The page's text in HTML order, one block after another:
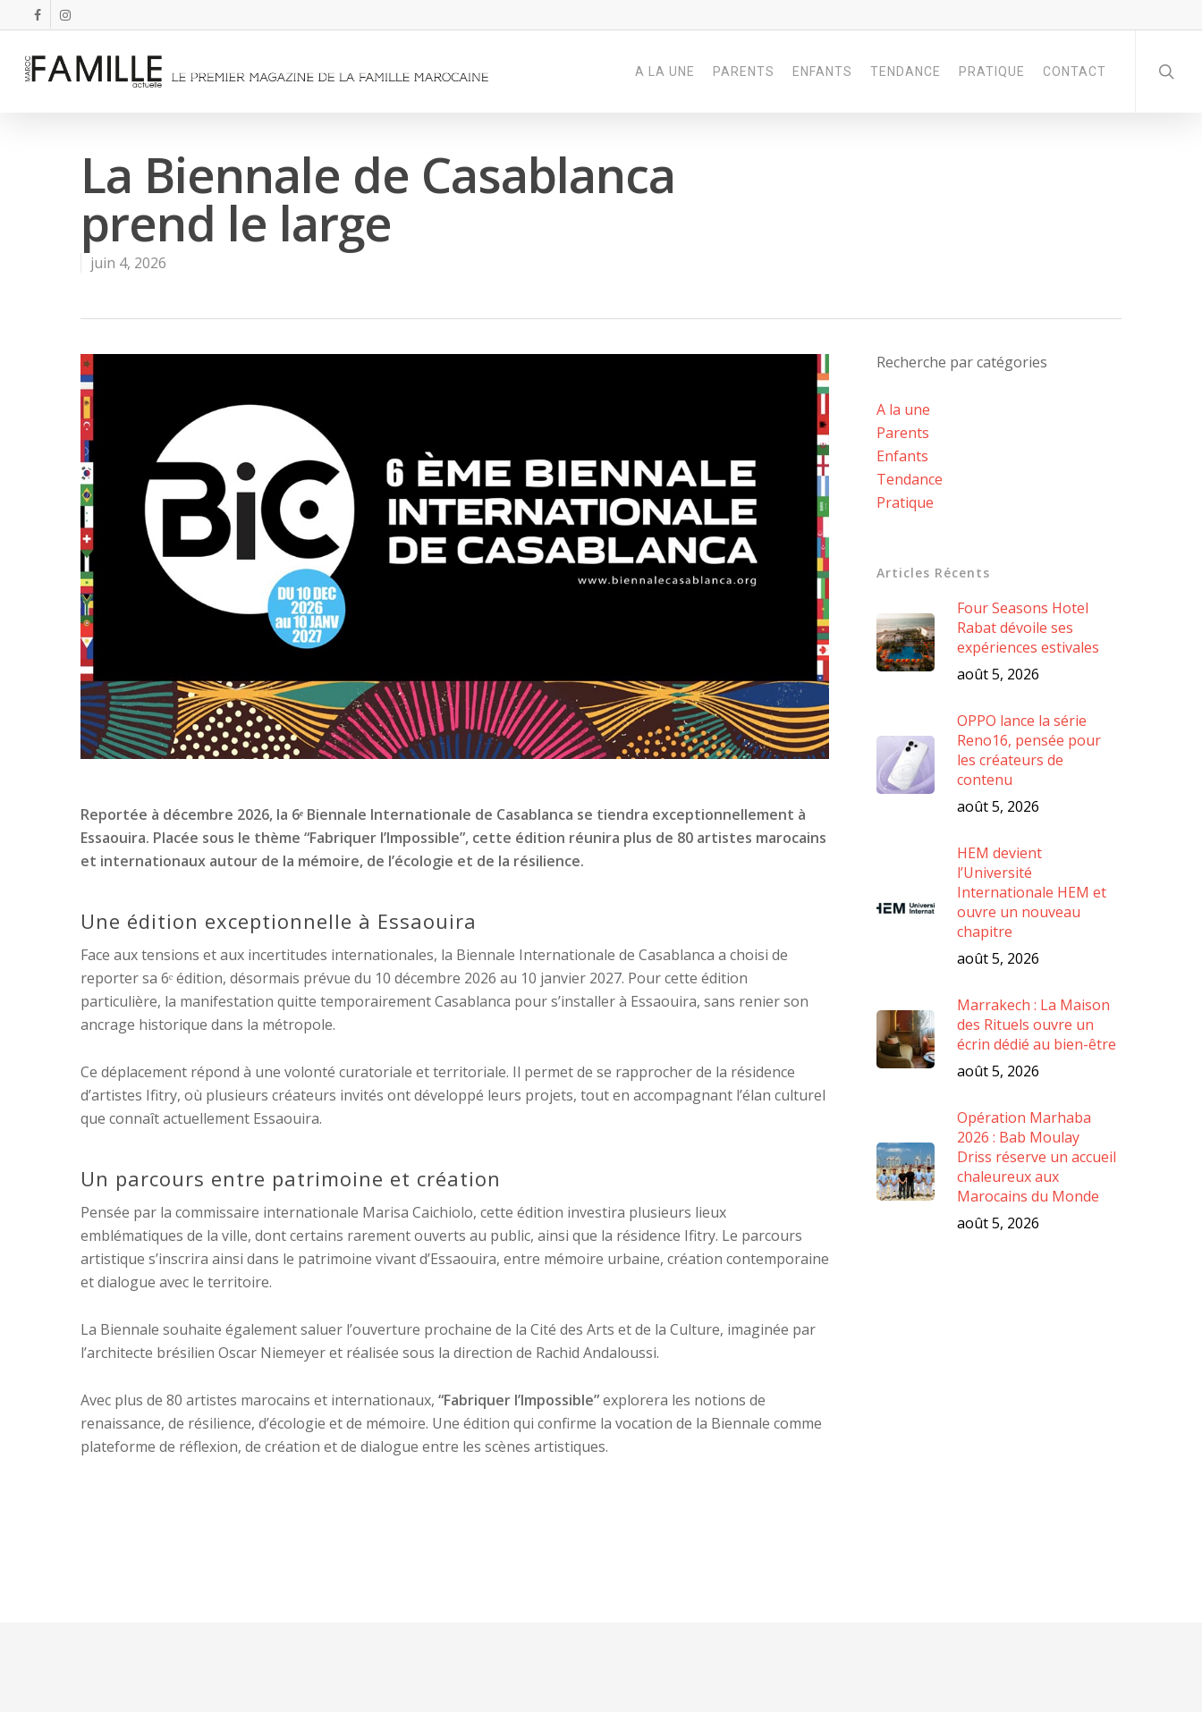
A LA UNE PARENTS ENFANTS TENDANCE PRATIQUE CONTACT
La Biennale de Casablanca
prend le large
juin 4, 2026
Reportée à décembre 2026, la 6ᵉ Biennale Internationale de Casablanca se tiendra exceptionnellement à
Essaouira. Placée sous le thème “Fabriquer l’Impossible”, cette édition réunira plus de 80 artistes marocains
et internationaux autour de la mémoire, de l’écologie et de la résilience.
Une édition exceptionnelle à Essaouira
Face aux tensions et aux incertitudes internationales, la Biennale Internationale de Casablanca a choisi de
reporter sa 6ᵉ édition, désormais prévue du 10 décembre 2026 au 10 janvier 2027. Pour cette édition
particulière, la manifestation quitte temporairement Casablanca pour s’installer à Essaouira, sans renier son
ancrage historique dans la métropole.
Ce déplacement répond à une volonté curatoriale et territoriale. Il permet de se rapprocher de la résidence
d’artistes Ifitry, où plusieurs créateurs invités ont développé leurs projets, tout en accompagnant l’élan culturel
que connaît actuellement Essaouira.
Un parcours entre patrimoine et création
Pensée par la commissaire internationale Marisa Caichiolo, cette édition investira plusieurs lieux
emblématiques de la ville, dont certains rarement ouverts au public, ainsi que la résidence Ifitry. Le parcours
artistique s’inscrira ainsi dans le patrimoine vivant d’Essaouira, entre mémoire urbaine, création contemporaine
et dialogue avec le territoire.
La Biennale souhaite également saluer l’ouverture prochaine de la Cité des Arts et de la Culture, imaginée par
l’architecte brésilien Oscar Niemeyer et réalisée sous la direction de Rachid Andaloussi.
Avec plus de 80 artistes marocains et internationaux, “Fabriquer l’Impossible”explorera les notions de
renaissance, de résilience, d’écologie et de mémoire. Une édition qui confirme la vocation de la Biennale comme
plateforme de réflexion, de création et de dialogue entre les scènes artistiques.
Recherche par catégories
A la une
Parents
Enfants
Tendance
Pratique
Articles Récents
Four Seasons Hotel
Rabat dévoile ses
expériences estivales
août 5, 2026
OPPO lance la série
Reno16, pensée pour
les créateurs de
contenu
août 5, 2026
HEM devient
l’Université
Internationale HEM et
ouvre un nouveau
chapitre
août 5, 2026
Marrakech : La Maison
des Rituels ouvre un
écrin dédié au bien-être
août 5, 2026
Opération Marhaba
2026 : Bab Moulay
Driss réserve un accueil
chaleureux aux
Marocains du Monde
août 5, 2026